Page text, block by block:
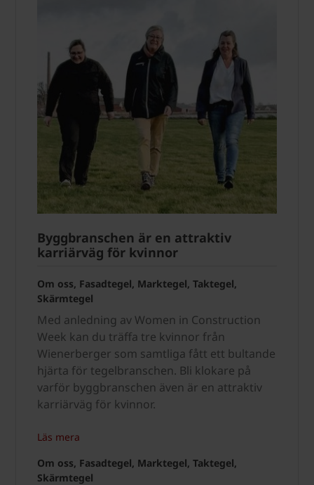
Byggbranschen är en attraktiv
karriärväg för kvinnor
Om oss, Fasadtegel, Marktegel, Taktegel,
Skärmtegel
Med anledning av Women in Construction
Week kan du träffa tre kvinnor från
Wienerberger som samtliga fått ett bultande
hjärta för tegelbranschen. Bli klokare på
varför byggbranschen även är en attraktiv
karriärväg för kvinnor.
Läs mera
Om oss, Fasadtegel, Marktegel, Taktegel,
Skärmtegel